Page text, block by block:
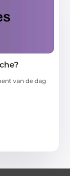
van de dag